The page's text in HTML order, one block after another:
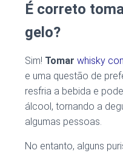
É correto
gelo?
Sim! Tomar whisky
e uma questão de
resfria a bebida e
álcool, tornando a
algumas pessoas.
No entanto, alguns